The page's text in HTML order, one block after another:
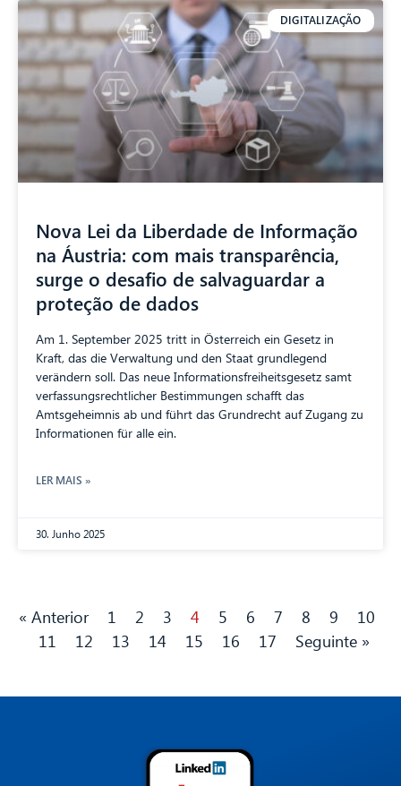
DIGITALIZAÇÃO
Nova Lei da Liberdade de Informação
na Áustria: com mais transparência,
surge o desafio de salvaguardar a
proteção de dados
Am 1. September 2025 tritt in Österreich ein Gesetz in
Kraft, das die Verwaltung und den Staat grundlegend
verändern soll. Das neue Informationsfreiheitsgesetz samt
verfassungsrechtlicher Bestimmungen schafft das
Amtsgeheimnis ab und führt das Grundrecht auf Zugang zu
Informationen für alle ein.
LER MAIS »
30. Junho 2025
« Anterior 1 2 3 4 5 6 7 8 9
10
11
12 13 14 15 16 17 Seguinte »